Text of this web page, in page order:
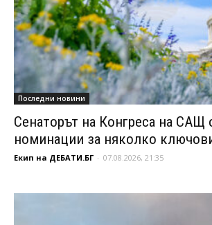
Последни новини
Сенаторът на Конгреса на САЩ
номинации за няколко
Екип на ДЕБАТИ.БГ - 07.08.2026, 21:35